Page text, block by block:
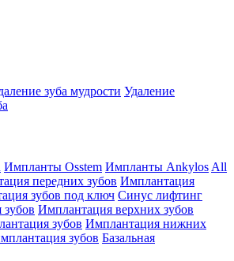
зуба мудрости Удаление
Импланты Osstem Импланты Ankylos All
передних зубов Имплантация
зубов под ключ Синус лифтинг
Имплантация верхних зубов
зубов Имплантация нижних
зубов Базальная